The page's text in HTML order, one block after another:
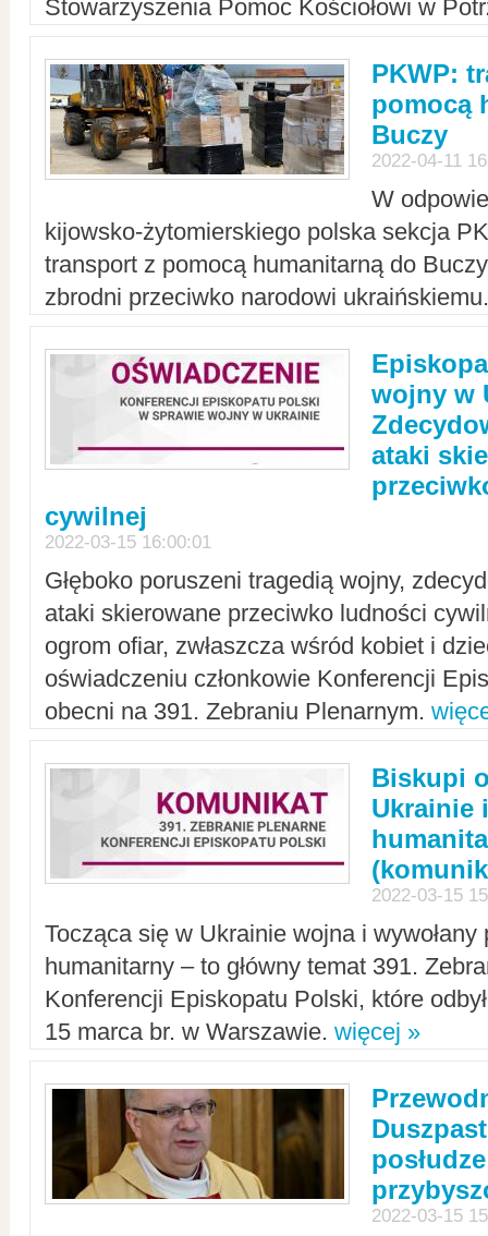
Stowarzyszenia Pomoc Kościołowi w
PKWP:
pomocą
Buczy
2022-04-11
W
kijowsko-żytomierskiego polska sekcja
transport z pomocą humanitarną do
zbrodni przeciwko narodowi
wojny w
ataki
cywilnej
2022-03-15 16:00:01
Głęboko poruszeni tragedią wojny,
ataki skierowane przeciwko ludności
ogrom ofiar, zwłaszcza wśród kobiet i
oświadczeniu członkowie Konferencji
obecni na 391. Zebraniu Plenarnym.
Biskupi
Ukrainie
2022-03-15
Tocząca się w Ukrainie wojna i
humanitarny – to główny temat 391.
Konferencji Episkopatu Polski, które
15 marca br. w Warszawie. więcej »
2022-03-15